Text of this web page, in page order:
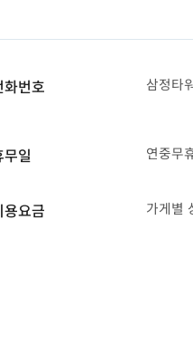
화번호 삼정타
무일 연중무
용요금 가게별